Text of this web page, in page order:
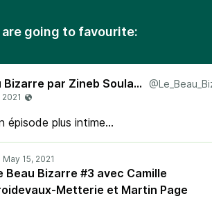
are going to favourite:
Le Beau Bizarre par Zineb Soulaimani
épisode plus intime...
Beau Bizarre #3 avec Camille
Metterie et Martin Page